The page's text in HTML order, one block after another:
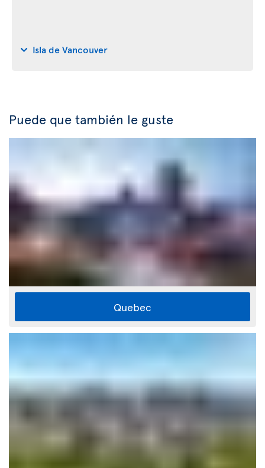
Isla de Vancouver
Puede que también le guste
Quebec